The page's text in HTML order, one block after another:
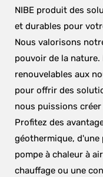
NIBE produit des
et durables pour
Nous valorisons
pouvoir de la
renouvelables aux
pour offrir des
nous puissions
Profitez des
géothermique, d'une
pompe à chaleur à
chauffage ou une